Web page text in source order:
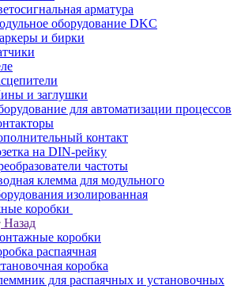
арматура
оборудование DKC
и бирки
и заглушки
для автоматизации процессов
контакт
на DIN-рейку
частоты
клемма для модульного
изолированная
коробки
Назад
коробки
распаячная
коробка
для распаячных и установочных